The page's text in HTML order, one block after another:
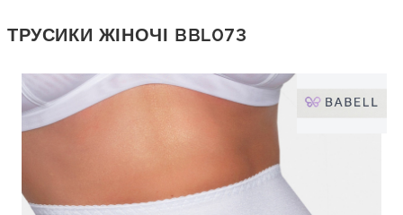
ТРУСИКИ ЖІНОЧІ BBL073